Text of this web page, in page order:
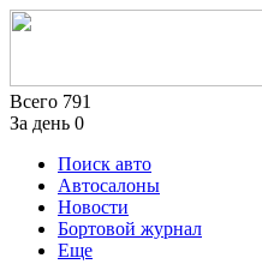
Всего 791
За день 0
Поиск авто
Автосалоны
Новости
Бортовой журнал
Еще